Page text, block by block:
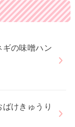
の味噌ハン
けきゅうり